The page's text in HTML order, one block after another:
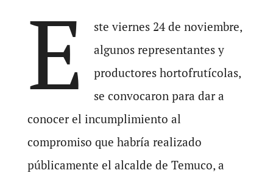
E
ste viernes 24 de noviembre,
algunos representantes y
productores hortofrutícolas,
se convocaron para dar a
conocer el incumplimiento al
compromiso que habría realizado
públicamente el alcalde de Temuco, a